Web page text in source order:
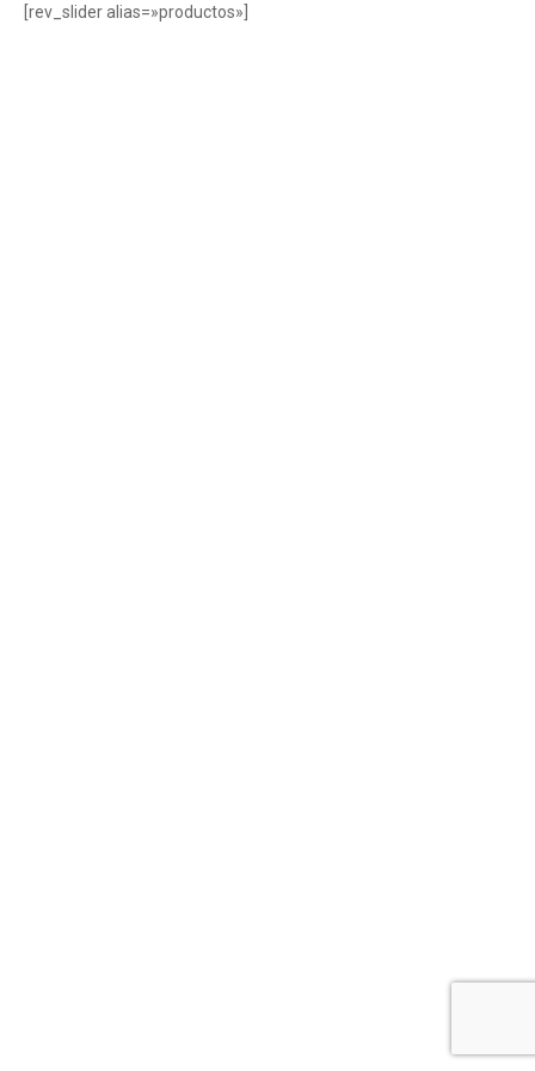
[rev_slider alias=»productos»]